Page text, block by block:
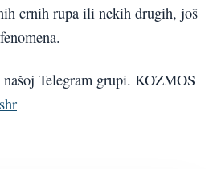
crnih rupa ili nekih drugih, još
Telegram grupi. KOZMOS